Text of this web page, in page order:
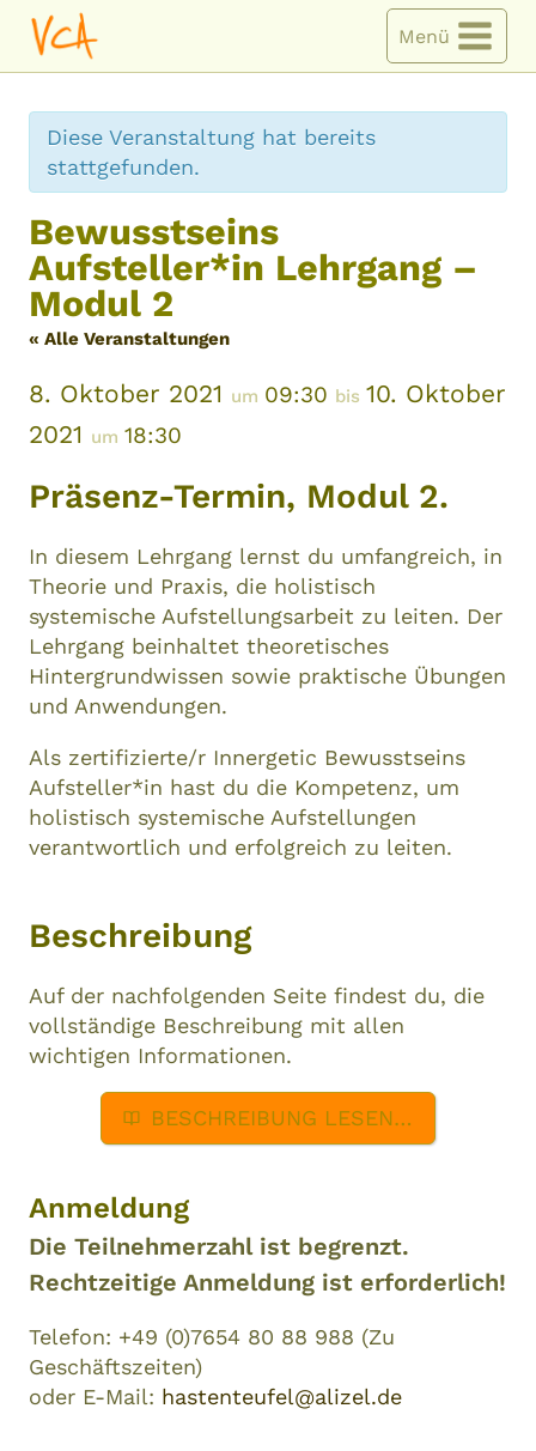
Zum
Inhalt
springen
Menü
Diese Veranstaltung hat bereits
stattgefunden.
Bewusstseins
Aufsteller*in Lehrgang –
Modul 2
« Alle Veranstaltungen
8. Oktober 2021 um 09:30 bis 10. Oktober
2021 um 18:30
Präsenz-Termin, Modul 2.
In diesem Lehrgang lernst du umfangreich, in
Theorie und Praxis, die holistisch
systemische Aufstellungsarbeit zu leiten. Der
Lehrgang beinhaltet theoretisches
Hintergrundwissen sowie praktische Übungen
und Anwendungen.
Als zertifizierte/r Innergetic Bewusstseins
Aufsteller*in hast du die Kompetenz, um
holistisch systemische Aufstellungen
verantwortlich und erfolgreich zu leiten.
Beschreibung
Auf der nachfolgenden Seite findest du, die
vollständige Beschreibung mit allen
wichtigen Informationen.
BESCHREIBUNG LESEN…
Anmeldung
Die Teilnehmerzahl ist begrenzt.
Rechtzeitige Anmeldung ist erforderlich!
Telefon: +49 (0)7654 80 88 988 (Zu
Geschäftszeiten)
oder E-Mail: hastenteufel@alizel.de